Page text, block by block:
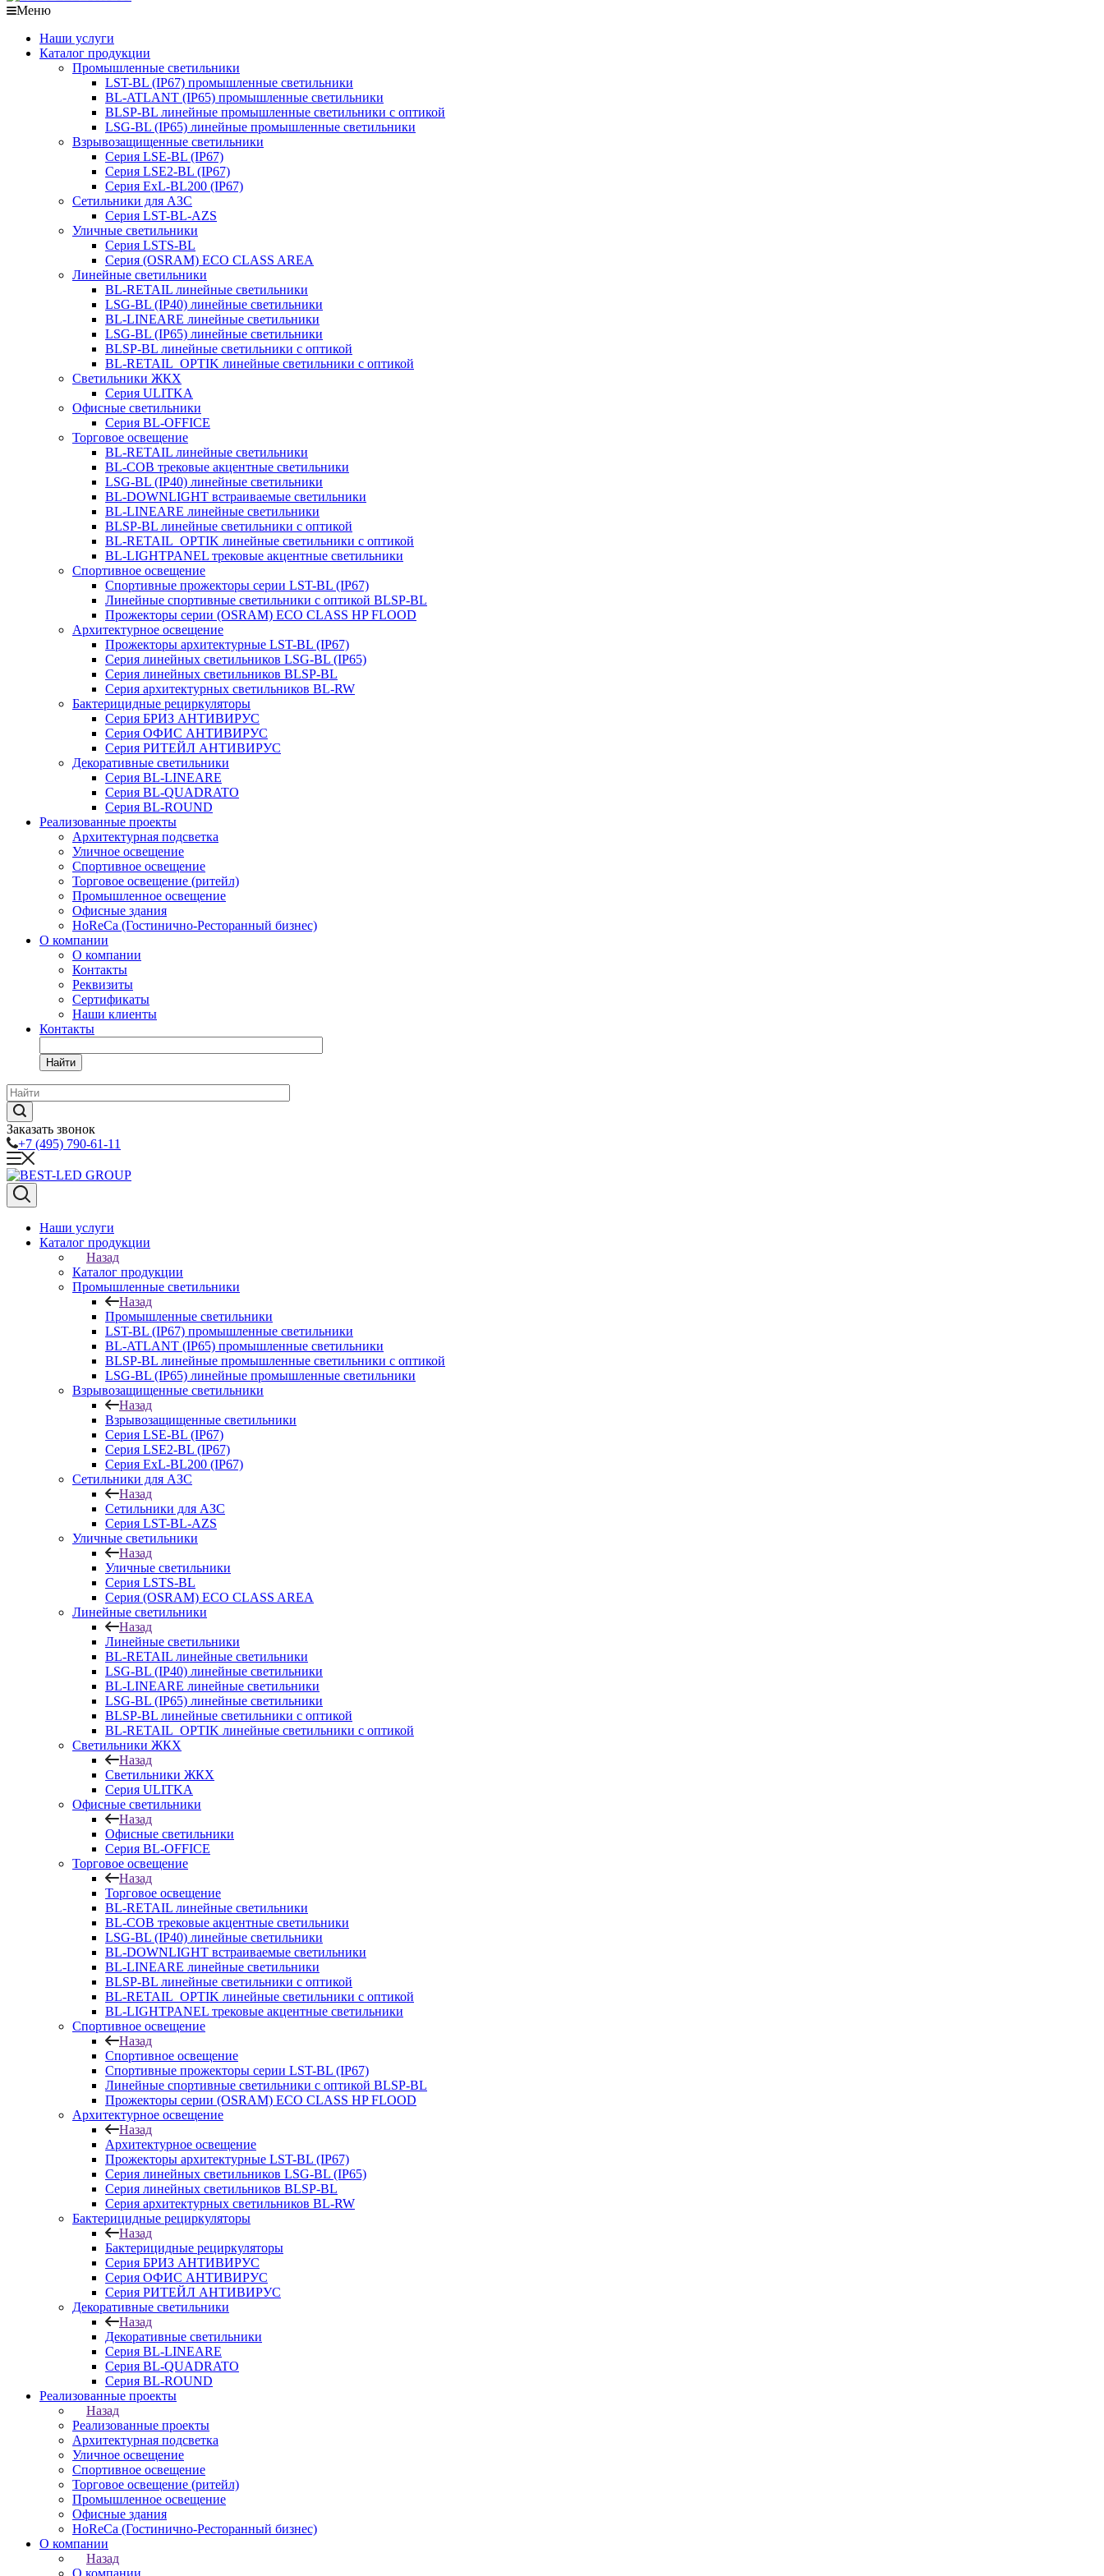
Меню
Наши услуги
Каталог продукции
Промышленные светильники
LST-BL (IP67) промышленные светильники
BL-ATLANT (IP65) промышленные светильники
BLSP-BL линейные промышленные светильники с оптикой
LSG-BL (IP65) линейные промышленные светильники
Взрывозащищенные светильники
Серия LSE-BL (IP67)
Серия LSE2-BL (IP67)
Серия ExL-BL200 (IP67)
Сетильники для АЗС
Серия LST-BL-AZS
Уличные светильники
Серия LSTS-BL
Серия (ОSRAM) ECO CLASS AREA
Линейные светильники
BL-RETAIL линейные светильники
LSG-BL (IP40) линейные светильники
BL-LINEARE линейные светильники
LSG-BL (IP65) линейные светильники
BLSP-BL линейные светильники с оптикой
BL-RETAIL_OPTIK линейные светильники с оптикой
Светильники ЖКХ
Серия ULITKA
Офисные светильники
Серия BL-OFFICE
Торговое освещение
BL-RETAIL линейные светильники
BL-COB трековые акцентные светильники
LSG-BL (IP40) линейные светильники
BL-DOWNLIGHT встраиваемые светильники
BL-LINEARE линейные светильники
BLSP-BL линейные светильники с оптикой
BL-RETAIL_OPTIK линейные светильники с оптикой
BL-LIGHTPANEL трековые акцентные светильники
Спортивное освещение
Спортивные прожекторы серии LST-BL (IP67)
Линейные спортивные светильники с оптикой BLSP-BL
Прожекторы серии (OSRAM) ECO CLASS HP FLOOD
Архитектурное освещение
Прожекторы архитектурные LST-BL (IP67)
Серия линейных светильников LSG-BL (IP65)
Серия линейных светильников BLSP-BL
Серия архитектурных светильников BL-RW
Бактерицидные рециркуляторы
Серия БРИЗ АНТИВИРУС
Серия ОФИС АНТИВИРУС
Серия РИТЕЙЛ АНТИВИРУС
Декоративные светильники
Серия BL-LINEARE
Серия BL-QUADRATO
Серия BL-ROUND
Реализованные проекты
Архитектурная подсветка
Уличное освещение
Спортивное освещение
Торговое освещение (ритейл)
Промышленное освещение
Офисные здания
HoReCa (Гостинично-Ресторанный бизнес)
О компании
О компании
Контакты
Реквизиты
Сертификаты
Наши клиенты
Контакты
Найти
Заказать звонок
+7 (495) 790-61-11
Наши услуги
Каталог продукции
Назад
Каталог продукции
Промышленные светильники
Назад
Промышленные светильники
LST-BL (IP67) промышленные светильники
BL-ATLANT (IP65) промышленные светильники
BLSP-BL линейные промышленные светильники с оптикой
LSG-BL (IP65) линейные промышленные светильники
Взрывозащищенные светильники
Назад
Взрывозащищенные светильники
Серия LSE-BL (IP67)
Серия LSE2-BL (IP67)
Серия ExL-BL200 (IP67)
Сетильники для АЗС
Назад
Сетильники для АЗС
Серия LST-BL-AZS
Уличные светильники
Назад
Уличные светильники
Серия LSTS-BL
Серия (ОSRAM) ECO CLASS AREA
Линейные светильники
Назад
Линейные светильники
BL-RETAIL линейные светильники
LSG-BL (IP40) линейные светильники
BL-LINEARE линейные светильники
LSG-BL (IP65) линейные светильники
BLSP-BL линейные светильники с оптикой
BL-RETAIL_OPTIK линейные светильники с оптикой
Светильники ЖКХ
Назад
Светильники ЖКХ
Серия ULITKA
Офисные светильники
Назад
Офисные светильники
Серия BL-OFFICE
Торговое освещение
Назад
Торговое освещение
BL-RETAIL линейные светильники
BL-COB трековые акцентные светильники
LSG-BL (IP40) линейные светильники
BL-DOWNLIGHT встраиваемые светильники
BL-LINEARE линейные светильники
BLSP-BL линейные светильники с оптикой
BL-RETAIL_OPTIK линейные светильники с оптикой
BL-LIGHTPANEL трековые акцентные светильники
Спортивное освещение
Назад
Спортивное освещение
Спортивные прожекторы серии LST-BL (IP67)
Линейные спортивные светильники с оптикой BLSP-BL
Прожекторы серии (OSRAM) ECO CLASS HP FLOOD
Архитектурное освещение
Назад
Архитектурное освещение
Прожекторы архитектурные LST-BL (IP67)
Серия линейных светильников LSG-BL (IP65)
Серия линейных светильников BLSP-BL
Серия архитектурных светильников BL-RW
Бактерицидные рециркуляторы
Назад
Бактерицидные рециркуляторы
Серия БРИЗ АНТИВИРУС
Серия ОФИС АНТИВИРУС
Серия РИТЕЙЛ АНТИВИРУС
Декоративные светильники
Назад
Декоративные светильники
Серия BL-LINEARE
Серия BL-QUADRATO
Серия BL-ROUND
Реализованные проекты
Назад
Реализованные проекты
Архитектурная подсветка
Уличное освещение
Спортивное освещение
Торговое освещение (ритейл)
Промышленное освещение
Офисные здания
HoReCa (Гостинично-Ресторанный бизнес)
О компании
Назад
О компании